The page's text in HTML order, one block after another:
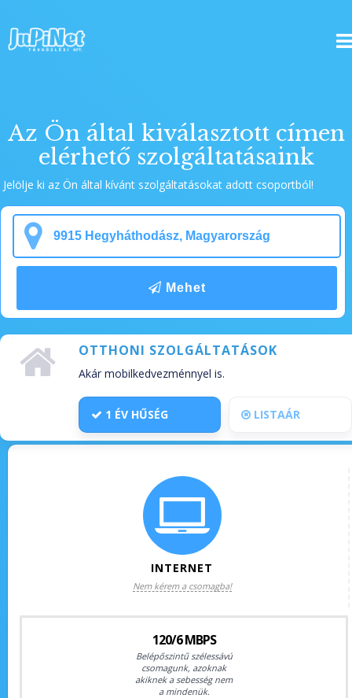
Az Ön által kiválasztott címen
elérhető szolgáltatásaink
Jelölje ki az Ön által kívánt szolgáltatásokat adott csoportból!
Mehet
OTTHONI SZOLGÁLTATÁSOK
Akár mobilkedvezménnyel is.
1 ÉV HŰSÉG LISTAÁR
INTERNET
Nem kérem a csomagba!
120/6 MBPS
Belépőszintű szélessávú
csomagunk, azoknak
akiknek a sebesség nem
a mindenük.